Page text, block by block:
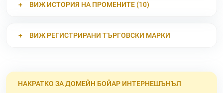
ВИЖ ИСТОРИЯ НА ПРОМЕНИТЕ (10)
ВИЖ РЕГИСТРИРАНИ ТЪРГОВСКИ МАРКИ
НАКРАТКО ЗА ДОМЕЙН БОЙАР ИНТЕРНЕШЪНЪЛ